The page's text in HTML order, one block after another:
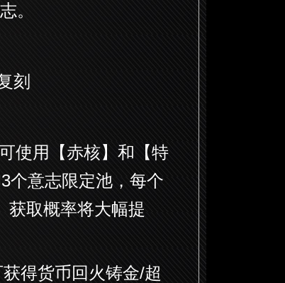
。
刻
使用【赤核】和【特
个意志限定池，每个
获取概率将大幅提
得货币回火铸金/超